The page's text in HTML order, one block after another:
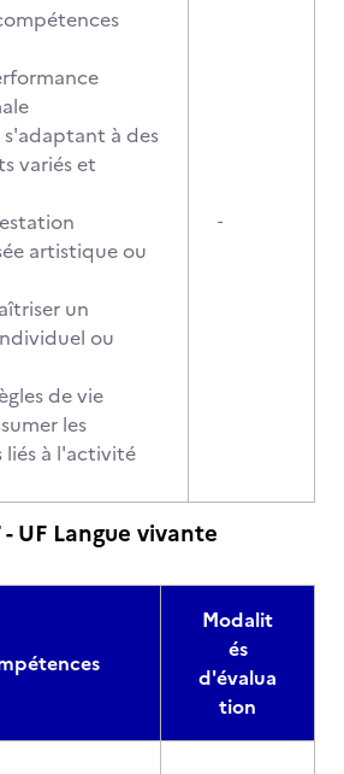
s'adaptant à des
variés et
artistique ou
un
ou
de vie
les
à l'activité
-
- UF Langue vivante
Modalit
és
d'évalua
tion